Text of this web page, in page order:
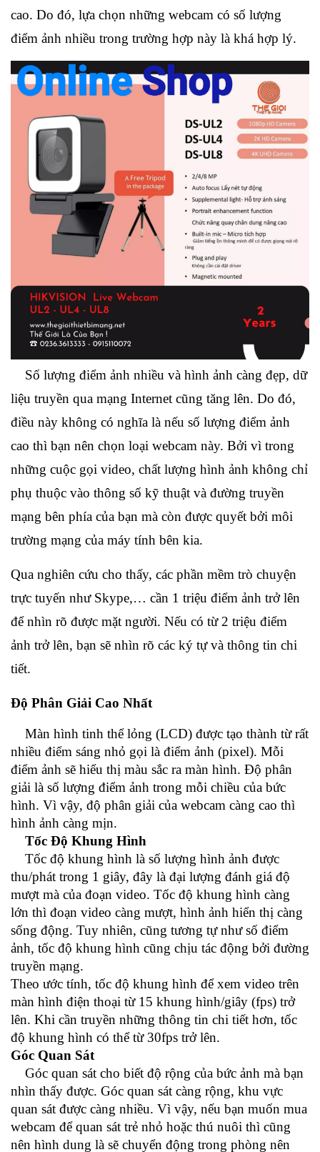
cao. Do đó, lựa chọn những webcam có số lượng
điểm ảnh nhiều trong trường hợp này là khá hợp lý.
Số lượng điểm ảnh nhiều và hình ảnh càng đẹp, dữ
liệu truyền qua mạng Internet cũng tăng lên. Do đó,
điều này không có nghĩa là nếu số lượng điểm ảnh
cao thì bạn nên chọn loại webcam này. Bởi vì trong
những cuộc gọi video, chất lượng hình ảnh không chỉ
phụ thuộc vào thông số kỹ thuật và đường truyền
mạng bên phía của bạn mà còn được quyết bởi môi
trường mạng của máy tính bên kia.
Qua nghiên cứu cho thấy, các phần mềm trò chuyện
trực tuyến như Skype,… cần 1 triệu điểm ảnh trở lên
để nhìn rõ được mặt người. Nếu có từ 2 triệu điểm
ảnh trở lên, bạn sẽ nhìn rõ các ký tự và thông tin chi
tiết.
Độ Phân Giải Cao Nhất
Màn hình tinh thể lỏng (LCD) được tạo thành từ rất
nhiều điểm sáng nhỏ gọi là điểm ảnh (pixel). Mỗi
điểm ảnh sẽ hiểu thị màu sắc ra màn hình. Độ phân
giải là số lượng điểm ảnh trong mỗi chiều của bức
hình. Vì vậy, độ phân giải của webcam càng cao thì
hình ảnh càng mịn.
Tốc Độ Khung Hình
Tốc độ khung hình là số lượng hình ảnh được
thu/phát trong 1 giây, đây là đại lượng đánh giá độ
mượt mà của đoạn video. Tốc độ khung hình càng
lớn thì đoạn video càng mượt, hình ảnh hiển thị càng
sống động. Tuy nhiên, cũng tương tự như số điểm
ảnh, tốc độ khung hình cũng chịu tác động bởi đường
truyền mạng.
Theo ước tính, tốc độ khung hình để xem video trên
màn hình điện thoại từ 15 khung hình/giây (fps) trở
lên. Khi cần truyền những thông tin chi tiết hơn, tốc
độ khung hình có thể từ 30fps trở lên.
Góc Quan Sát
Góc quan sát cho biết độ rộng của bức ảnh mà bạn
nhìn thấy được. Góc quan sát càng rộng, khu vực
quan sát được càng nhiều. Vì vậy, nếu bạn muốn mua
webcam để quan sát trẻ nhỏ hoặc thú nuôi thì cũng
nên hình dung là sẽ chuyển động trong phòng nên